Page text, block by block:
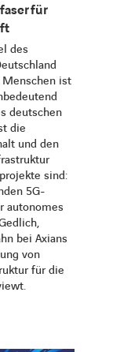
für
des
Menschen ist
deutschen
die
und den
sind:
5G-
autonomes
bei Axians
von
für die